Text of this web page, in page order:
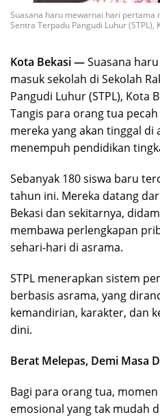
Suasana haru mewarnai hari pertama
Sentra Terpadu Pangudi Luhur (STPL),
Kota Bekasi —Suasana
masuk sekolah di Sekolah
Pangudi Luhur (STPL), Kota
Tangis para orang tua
mereka yang akan tinggal di
menempuh pendidikan
Sebanyak 180 siswa baru
tahun ini. Mereka datang
Bekasi dan sekitarnya,
membawa perlengkapan
sehari-hari di asrama.
STPL menerapkan sistem
berbasis asrama, yang
kemandirian, karakter, dan
dini.
Berat Melepas, Demi Masa
Bagi para orang tua,
emosional yang tak mudah